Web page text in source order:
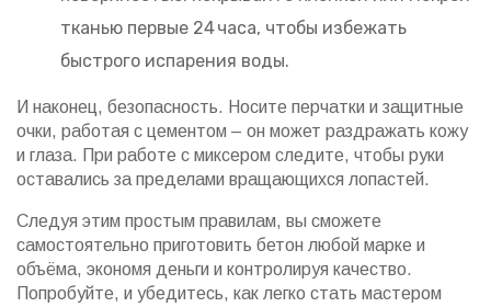
тканью первые 24 часа, чтобы избежать
быстрого испарения воды.
И наконец, безопасность. Носите перчатки и защитные
очки, работая с цементом – он может раздражать кожу
и глаза. При работе с миксером следите, чтобы руки
оставались за пределами вращающихся лопастей.
Следуя этим простым правилам, вы сможете
самостоятельно приготовить бетон любой маркe и
объёма, экономя деньги и контролируя качество.
Попробуйте, и убедитесь, как легко стать мастером